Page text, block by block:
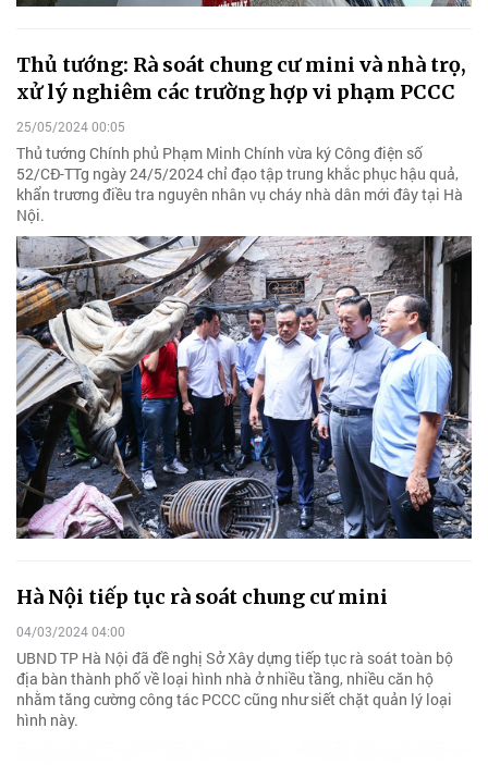
Thủ tướng: Rà soát chung cư mini và nhà trọ,
xử lý nghiêm các trường hợp vi phạm PCCC
25/05/2024 00:05
Thủ tướng Chính phủ Phạm Minh Chính vừa ký Công điện số
52/CĐ-TTg ngày 24/5/2024 chỉ đạo tập trung khắc phục hậu quả,
khẩn trương điều tra nguyên nhân vụ cháy nhà dân mới đây tại Hà
Nội.
Hà Nội tiếp tục rà soát chung cư mini
04/03/2024 04:00
UBND TP Hà Nội đã đề nghị Sở Xây dựng tiếp tục rà soát toàn bộ
địa bàn thành phố về loại hình nhà ở nhiều tầng, nhiều căn hộ
nhằm tăng cường công tác PCCC cũng như siết chặt quản lý loại
hình này.